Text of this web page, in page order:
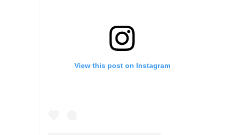
View this post on Instagram